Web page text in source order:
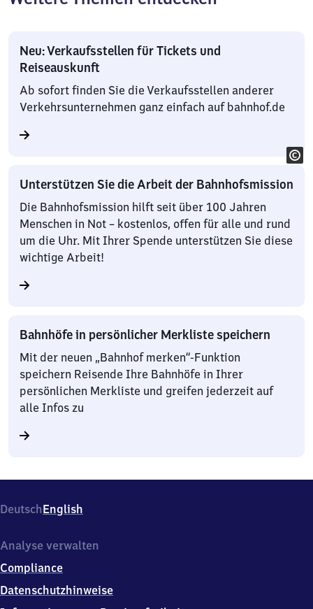
Neu: Verkaufsstellen für Tickets und
Reiseauskunft
Ab sofort finden Sie die Verkaufsstellen anderer
Verkehrsunternehmen ganz einfach auf bahnhof.de
Unterstützen Sie die Arbeit der Bahnhofsmission
Die Bahnhofsmission hilft seit über 100 Jahren
Menschen in Not – kostenlos, offen für alle und rund
um die Uhr. Mit Ihrer Spende unterstützen Sie diese
wichtige Arbeit!
Bahnhöfe in persönlicher Merkliste speichern
Mit der neuen „Bahnhof merken“-Funktion
speichern Reisende Ihre Bahnhöfe in Ihrer
persönlichen Merkliste und greifen jederzeit auf
alle Infos zu
DeutschEnglish
Analyse verwalten
Compliance
Datenschutzhinweise